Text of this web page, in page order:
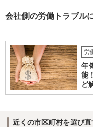
会社側の労働トラブル
労
年
能
ど
近くの市区町村を選び直